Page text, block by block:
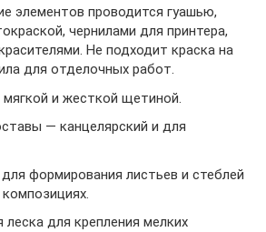
элементов проводится гуашью,
чернилами для принтера,
Не подходит краска на
для отделочных работ.
и жесткой щетиной.
— канцелярский и для
формирования листьев и стеблей
леска для крепления мелких